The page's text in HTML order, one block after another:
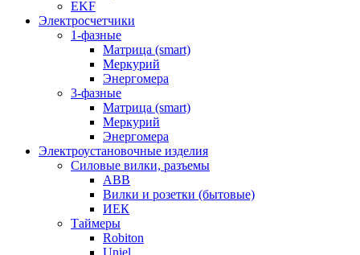
EKF
Электросчетчики
1-фазные
Матрица (smart)
Меркурий
Энергомера
3-фазные
Матрица (smart)
Меркурий
Энергомера
Электроустановочные изделия
Силовые вилки, разъемы
ABB
Вилки и розетки (бытовые)
ИЕК
Таймеры
Robiton
Uniel